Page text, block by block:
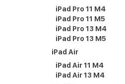
iPad Pro 11 M4
iPad Pro 11 M5
iPad Pro 13 M4
iPad Pro 13 M5
iPad Air
iPad Air 11 M4
iPad Air 13 M4